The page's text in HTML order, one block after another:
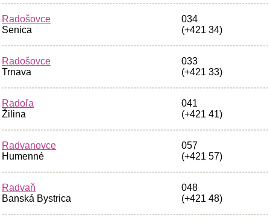
Radošovce
Senica
034
(+421 34)
Radošovce
Trnava
033
(+421 33)
Radoľa
Žilina
041
(+421 41)
Radvanovce
Humenné
057
(+421 57)
Radvaň
Banská Bystrica
048
(+421 48)